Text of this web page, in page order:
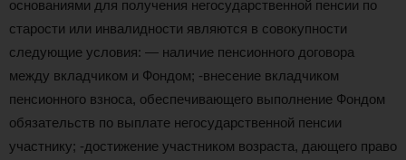
основаниями для получения негосударственной пенсии по
старости или инвалидности являются в совокупности
следующие условия: — наличие пенсионного договора
между вкладчиком и Фондом; -внесение вкладчиком
пенсионного взноса, обеспечивающего выполнение Фондом
обязательств по выплате негосударственной пенсии
участнику; -достижение участником возраста, дающего право